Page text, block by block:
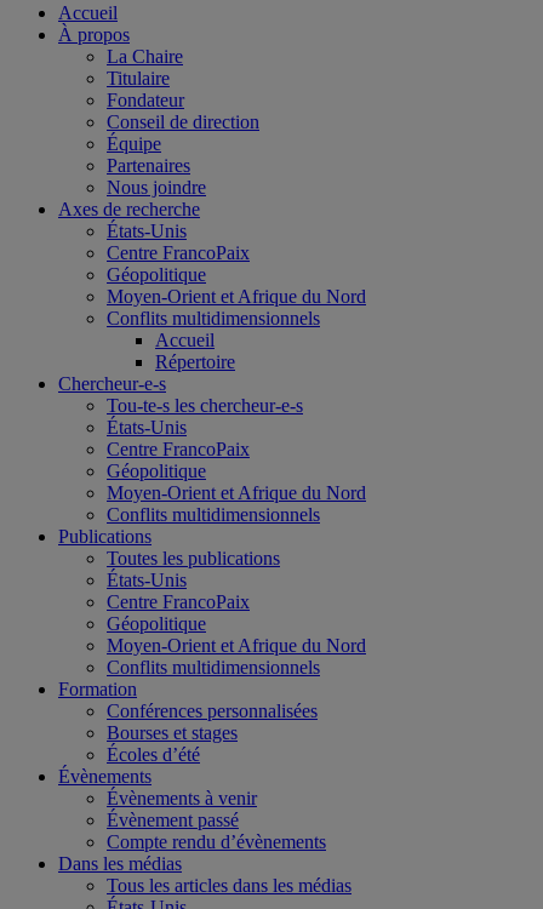
Accueil
À propos
La Chaire
Titulaire
Fondateur
Conseil de direction
Équipe
Partenaires
Nous joindre
Axes de recherche
États-Unis
Centre FrancoPaix
Géopolitique
Moyen-Orient et Afrique du Nord
Conflits multidimensionnels
Accueil
Répertoire
Chercheur-e-s
Tou-te-s les chercheur-e-s
États-Unis
Centre FrancoPaix
Géopolitique
Moyen-Orient et Afrique du Nord
Conflits multidimensionnels
Publications
Toutes les publications
États-Unis
Centre FrancoPaix
Géopolitique
Moyen-Orient et Afrique du Nord
Conflits multidimensionnels
Formation
Conférences personnalisées
Bourses et stages
Écoles d’été
Évènements
Évènements à venir
Évènement passé
Compte rendu d’évènements
Dans les médias
Tous les articles dans les médias